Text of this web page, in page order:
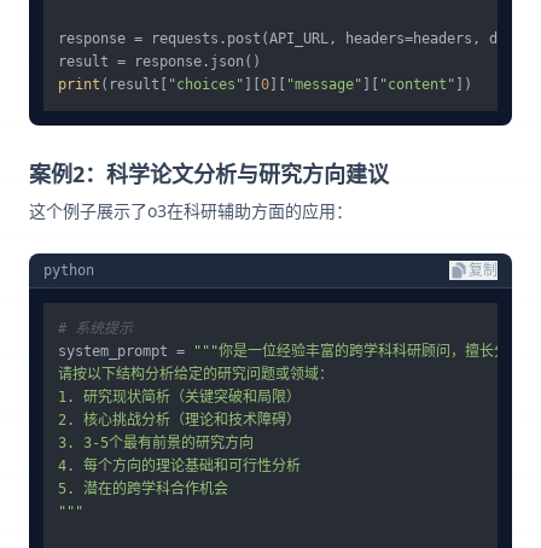
response = requests.post(API_URL, headers=headers,
print (result[ "choices" 0 "message" "content"
案例2：科学论文分析与研究方向建议
这个例子展示了o3在科研辅助方面的应用：
python 复制
# 系统提示
system_prompt =
"""你是一位经验丰富的跨学科科研顾问，擅长分析
请按以下结构分析给定的研究问题或领域：
1. 研究现状简析（关键突破和局限）
2. 核心挑战分析（理论和技术障碍）
3. 3-5个最有前景的研究方向
4. 每个方向的理论基础和可行性分析
5. 潜在的跨学科合作机会
"""